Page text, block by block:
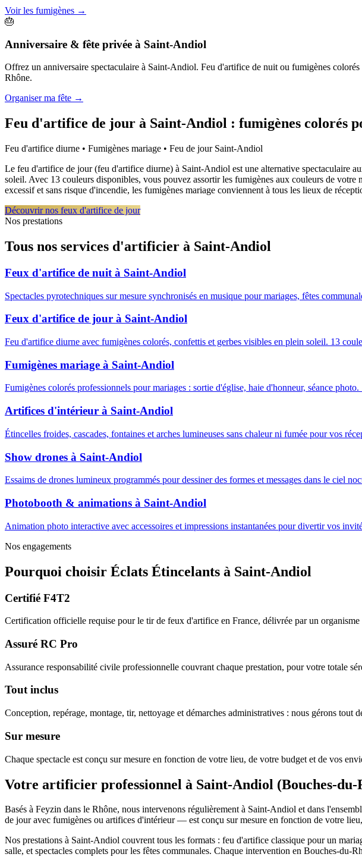
Voir les fumigènes →
🎂
Anniversaire & fête privée à Saint-Andiol
Offrez un anniversaire spectaculaire à Saint-Andiol. Feu d'artifice de nuit ou fumigènes
Rhône.
Organiser ma fête →
Feu d'artifice de jour à Saint-Andiol : fumigènes colorés
Feu d'artifice diurne • Fumigènes mariage • Feu de jour Saint-Andiol
Le feu d'artifice de jour (feu d'artifice diurne) à Saint-Andiol est une alternative spectaculaire
soleil. Avec 13 couleurs disponibles, vous pouvez assortir les fumigènes aux couleurs de
excessif et sans risque d'incendie, les fumigènes mariage conviennent à tous les lieux de
Découvrir nos feux d'artifice de jour
Nos prestations
Tous nos services d'artificier à Saint-Andiol
Feux d'artifice de nuit à Saint-Andiol
Spectacles pyrotechniques sur mesure synchronisés en musique pour mariages, fêtes
Feux d'artifice de jour à Saint-Andiol
Feu d'artifice diurne avec fumigènes colorés, confettis et gerbes visibles en plein soleil. 13
Fumigènes mariage à Saint-Andiol
Fumigènes colorés professionnels pour mariages : sortie d'église, haie d'honneur, séance photo.
Artifices d'intérieur à Saint-Andiol
Étincelles froides, cascades, fontaines et arches lumineuses sans chaleur ni fumée pour vos
Show drones à Saint-Andiol
Essaims de drones lumineux programmés pour dessiner des formes et messages dans le ciel
Photobooth & animations à Saint-Andiol
Animation photo interactive avec accessoires et impressions instantanées pour divertir vos
Nos engagements
Pourquoi choisir Éclats Étincelants à Saint-Andiol
Certifié F4T2
Certification officielle requise pour le tir de feux d'artifice en France, délivrée par un organisme
Assuré RC Pro
Assurance responsabilité civile professionnelle couvrant chaque prestation, pour votre totale
Tout inclus
Conception, repérage, montage, tir, nettoyage et démarches administratives : nous gérons tout
Sur mesure
Chaque spectacle est conçu sur mesure en fonction de votre lieu, de votre budget et de vos
Votre artificier professionnel à Saint-Andiol (Bouches-du-
Basés à Feyzin dans le Rhône, nous intervenons régulièrement à Saint-Andiol et dans
de jour avec fumigènes ou artifices d'intérieur — est conçu sur mesure en fonction de votre
Nos prestations à Saint-Andiol couvrent tous les formats : feu d'artifice classique pour un
salle, et spectacles complets pour les fêtes communales. Chaque intervention en Bouches-du-